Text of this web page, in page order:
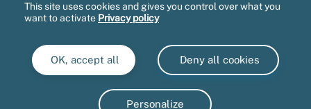
Marchés publics
Extranets
Gestion des cookies
Accessibilité : partiellement conforme
This site uses cookies and gives you control over what you
want to activate Privacy policy
OK, accept all Deny all cookies
Personalize